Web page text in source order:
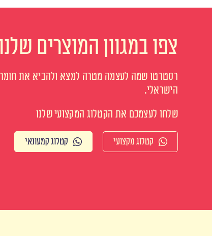
צפו במגוון המוצרים
רסטרטו שמה לעצמה מטרה למצא ולהביא את
הישראלי.
שלחו לעצמכם את הקטלוג המקצועי שלנו
קטלוג מקצועי קטלוג קמעונאי